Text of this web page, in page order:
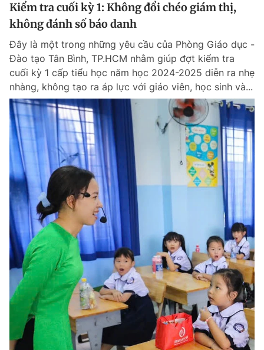
Kiểm tra cuối kỳ 1: Không đổi chéo giám thị,
không đánh số báo danh
Đây là một trong những yêu cầu của Phòng Giáo dục -
Đào tạo Tân Bình, TP.HCM nhằm giúp đợt kiểm tra
cuối kỳ 1 cấp tiểu học năm học 2024-2025 diễn ra nhẹ
nhàng, không tạo ra áp lực với giáo viên, học sinh và...